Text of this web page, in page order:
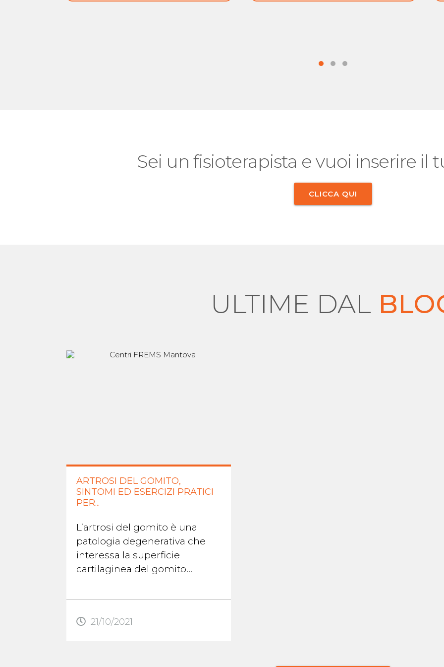
Sei un fisioterapista e vuoi inserire il
CLICCA QUI
ULTIME DAL
ARTROSI DEL GOMITO,
SINTOMI ED ESERCIZI PRATICI
PER...
L’artrosi del gomito è una
patologia degenerativa che
interessa la superficie
cartilaginea del gomito
danneggiata. Il
superficie ...
21/10/2021